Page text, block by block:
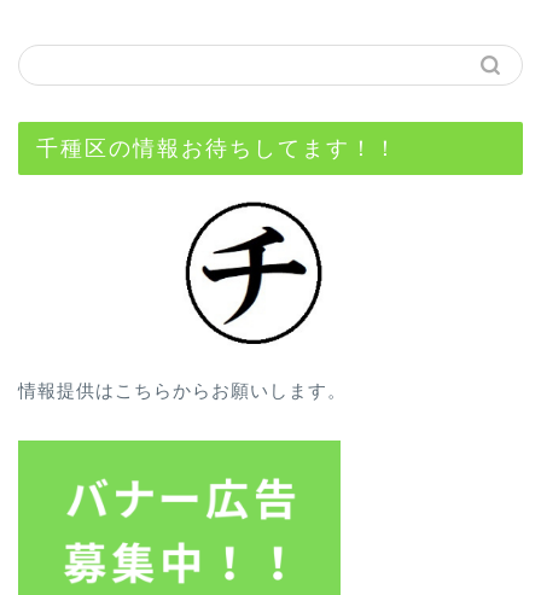
千種区の情報お待ちしてます！！
情報提供はこちらからお願いします。